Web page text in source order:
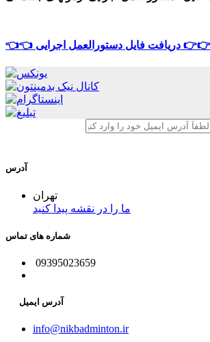
👈👈 دریافت فایل دستورالعمل اجرایی 👉👉
آدرس
تهران
ما را در نقشه پیدا کنید
شماره های تماس
09395023659
آدرس ایمیل
info@nikbadminton.ir